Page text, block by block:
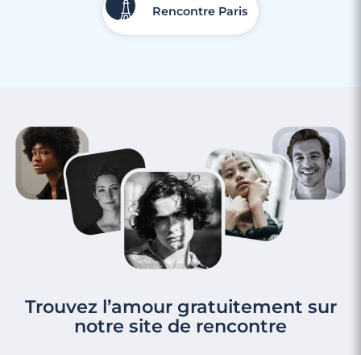
Rencontre Paris
Trouvez l’amour gratuitement sur
notre site de rencontre